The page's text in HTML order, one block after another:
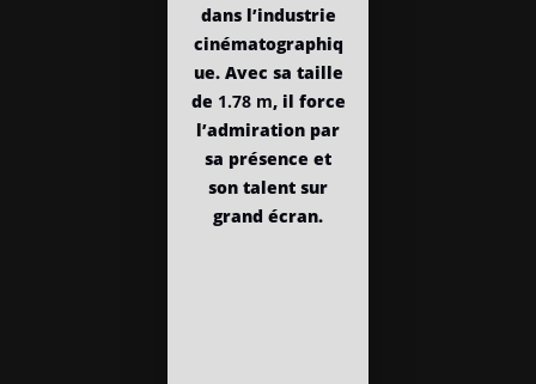
dans l’industrie
cinématographiq
ue. Avec sa taille
de 1.78 m, il force
l’admiration par
sa présence et
son talent sur
grand écran.